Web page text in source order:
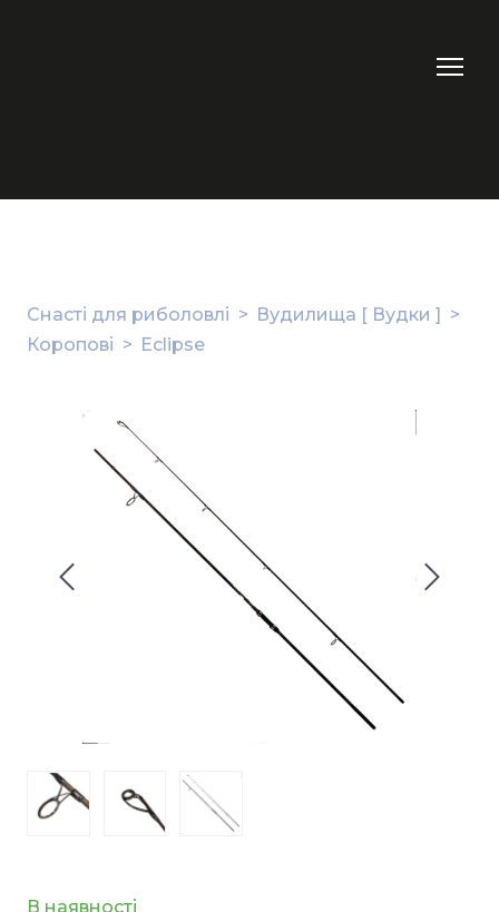
Снасті для риболовлі
Вудилища [ Вудки ]
Коропові
Eclipse
В наявності